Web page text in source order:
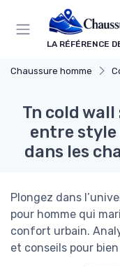
LA RÉFÉRENCE
Chaussure homme
Tn cold wall
entre
dans les
Plongez dans
pour homme qui
confort urbain.
et conseils pour
Panneau de gestion